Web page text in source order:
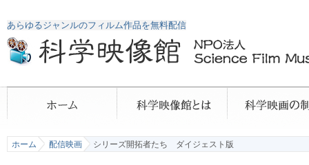
あらゆるジャンルのフィルム作品を無料配信
ホーム 配信映画 シリーズ開拓者たち ダイジェスト版